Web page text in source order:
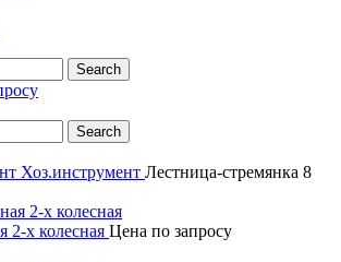
Search
Search
Хоз.инструмент Лестница-стремянка 8
2-х колесная Цена по запросу